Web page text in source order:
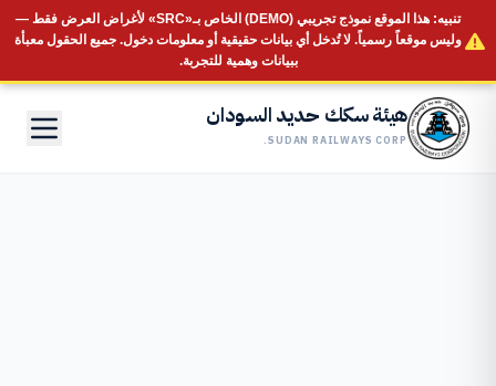
تنبيه: هذا الموقع نموذج تجريبي (DEMO)
الخاص بـ«SRC» لأغراض العرض فقط —
وليس موقعاً رسمياً. لا تُدخل أي بيانات حقيقية أو معلومات دخول. جميع الحقول معبأة
ببيانات وهمية للتجربة.
هيئة سكك حديد السودان
SUDAN RAILWAYS CORP.